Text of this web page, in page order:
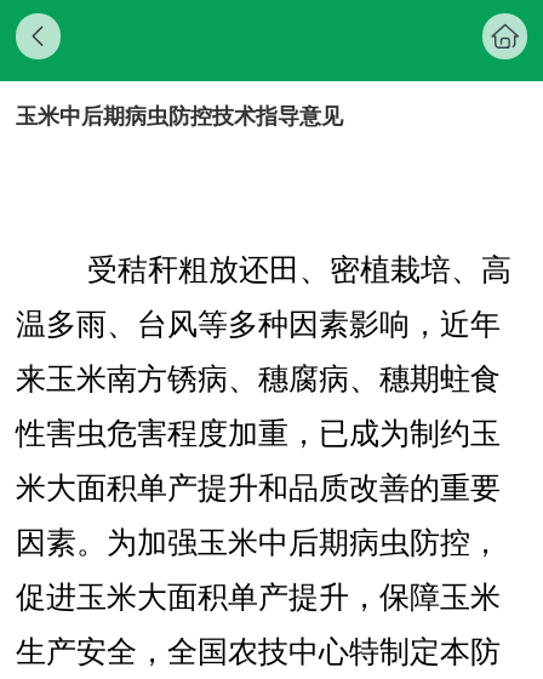
玉米中后期病虫防控技术指导意见
受秸秆粗放还田、密植栽培、高
温多雨、台风等多种因素影响，近年
来玉米南方锈病、穗腐病、穗期蛀食
性害虫危害程度加重，已成为制约玉
米大面积单产提升和品质改善的重要
因素。为加强玉米中后期病虫防控，
促进玉米大面积单产提升，保障玉米
生产安全，全国农技中心特制定本防